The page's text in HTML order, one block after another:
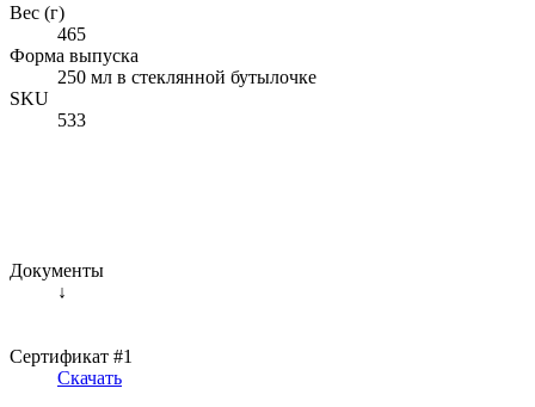
Вес (г)
465
Форма выпуска
250 мл в стеклянной бутылочке
SKU
533
Документы
↓
Сертификат #1
Скачать